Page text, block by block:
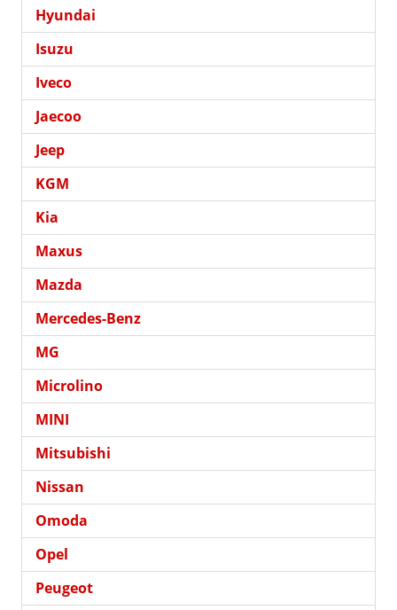
Hyundai
Isuzu
Iveco
Jaecoo
Jeep
KGM
Kia
Maxus
Mazda
Mercedes-Benz
MG
Microlino
MINI
Mitsubishi
Nissan
Omoda
Opel
Peugeot